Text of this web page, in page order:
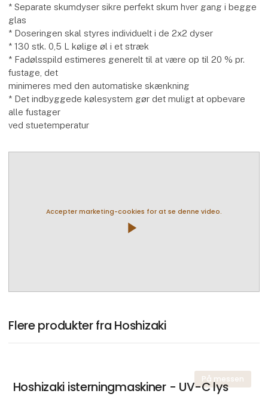
* Separate skumdyser sikre perfekt skum hver gang i begge
glas
* Doseringen skal styres individuelt i de 2x2 dyser
* 130 stk. 0,5 L kølige øl i et stræk
* Fadølsspild estimeres generelt til at være op til 20 % pr.
fustage, det
minimeres med den automatiske skænkning
* Det indbyggede kølesystem gør det muligt at opbevare
alle fustager
ved stuetemperatur
Accepter marketing-cookies for at se denne video.
play_arrow
Flere produkter fra Hoshizaki
På messen
Hoshizaki isterningmaskiner - UV-C lys